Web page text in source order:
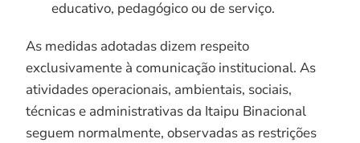
educativo, pedagógico ou de serviço.
As medidas adotadas dizem respeito
exclusivamente à comunicação institucional. As
atividades operacionais, ambientais, sociais,
técnicas e administrativas da Itaipu Binacional
seguem normalmente, observadas as restrições